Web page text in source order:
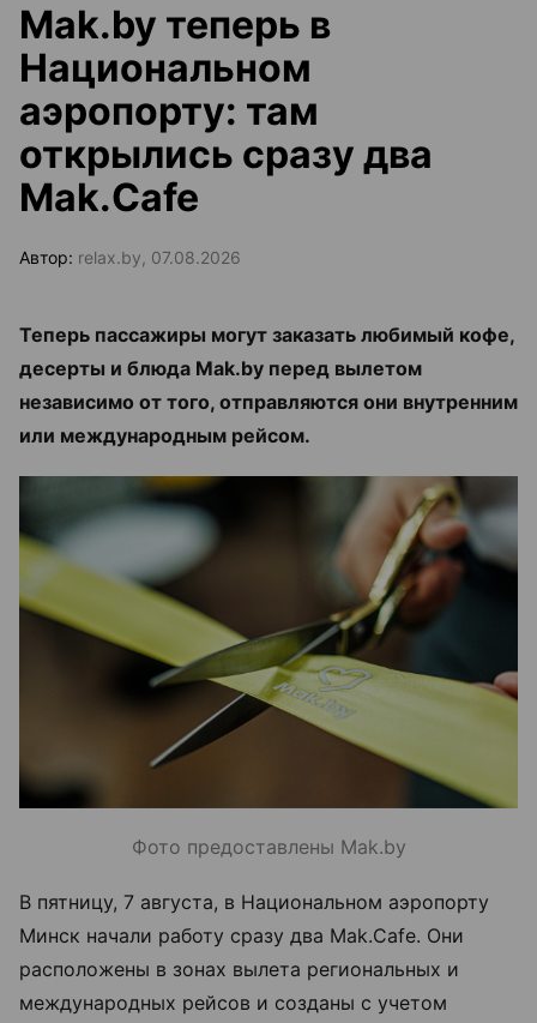
Mak.by теперь в
Национальном
аэропорту: там
открылись сразу два
Mak.Cafe
Автор: relax.by, 07.08.2026
Теперь пассажиры могут заказать любимый кофе,
десерты и блюда Mak.by перед вылетом
независимо от того, отправляются они внутренним
или международным рейсом.
Фото предоставлены Mak.by
В пятницу, 7 августа, в Национальном аэропорту
Минск начали работу сразу два Mak.Cafe. Они
расположены в зонах вылета региональных и
международных рейсов и созданы с учетом